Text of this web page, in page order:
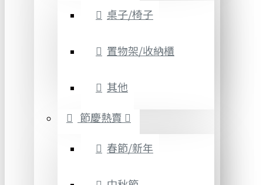
桌子/椅子
置物架/收納櫃
其他
節慶熱賣
春節/新年